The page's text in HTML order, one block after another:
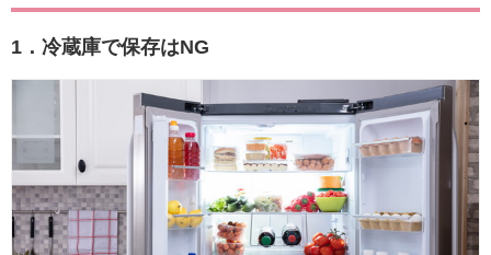
1．冷蔵庫で保存はNG